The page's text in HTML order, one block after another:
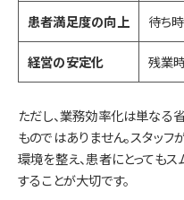
患者満足度の向上 待ち
経営の安定化 残業
ただし、業務効率化は単なる
ものではありません。スタッ
環境を整え、患者にとっても
することが大切です。